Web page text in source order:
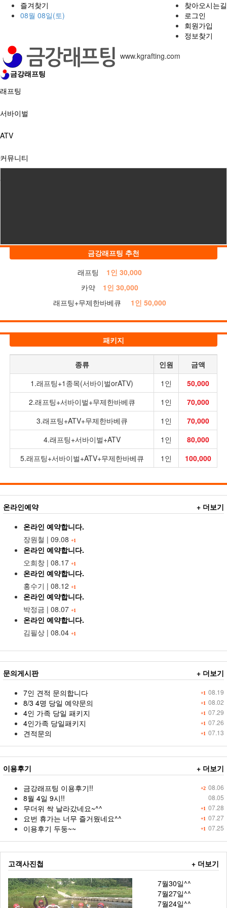
즐겨찾기
08월 08일(토)
찾아오시는길
로그인
회원가입
정보찾기
www.kgrafting.com
금강래프팅
래프팅
서바이벌
ATV
커뮤니티
예약게시판
금강래프팅 추천
래프팅
1인 30,000
카약
1인 30,000
래프팅+무제한바베큐
1인 50,000
패키지
종류 인원
금액
1.래프팅+1종목(서바이벌orATV)
1인
50,000
2.래프팅+서바이벌+무제한바베큐
1인
70,000
3.래프팅+ATV+무제한바베큐
1인
70,000
4.래프팅+서바이벌+ATV
1인
80,000
5.래프팅+서바이벌+ATV+무제한바베큐
1인 100,000
+ 더보기
온라인예약
온라인 예약합니다.
장원철 | 09.08 +1
온라인 예약합니다.
오희창 | 08.17 +1
온라인 예약합니다.
홍수기 | 08.12 +1
온라인 예약합니다.
박정금 | 08.07 +1
온라인 예약합니다.
김필상 | 08.04 +1
+ 더보기
문의게시판
+1 08.19
7인 견적 문의합니다
+1 08.02
8/3 4명 당일 예약문의
+1 07.29
4인 가족 당일 패키지
+1 07.26
4인가족 당일패키지
+1 07.13
견적문의
+ 더보기
이용후기
+2 08.06
금강래프팅 이용후기!!
08.05
8월 4일 9시!!
+1 07.28
무더위 싹 날라갔네요~^^
+1 07.27
요번 휴가는 너무 즐거웠네요^^
+1 07.25
이용후기 두둥~~
+ 더보기
고객사진첩
7월30일^^
7월27일^^
7월24일^^